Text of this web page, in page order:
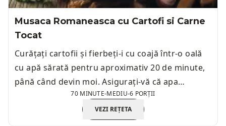
Musaca Romaneasca cu Cartofi si Carne
Tocat
Curățați cartofii și fierbeți-i cu coajă într-o oală
cu apă sărată pentru aproximativ 20 de minute,
până când devin moi. Asigurați-vă că apa
acoperă complet cartofii.
70 MINUTE-MEDIU-6 PORȚII
VEZI REȚETA